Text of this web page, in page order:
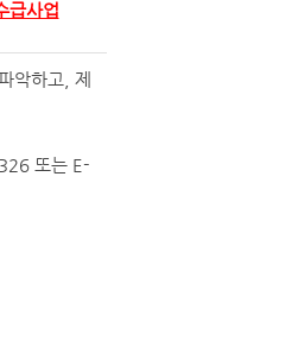
급사업
악하고, 제
또는 E-